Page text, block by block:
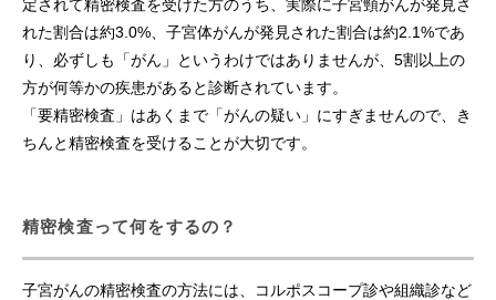
定されて精密検査を受けた方のうち、実際に子宮頸がんが発見さ
れた割合は約3.0%、子宮体がんが発見された割合は約2.1%であ
り、必ずしも「がん」というわけではありませんが、5割以上の
方が何等かの疾患があると診断されています。
「要精密検査」はあくまで「がんの疑い」にすぎませんので、き
ちんと精密検査を受けることが大切です。
精密検査って何をするの？
子宮がんの精密検査の方法には、コルポスコープ診や組織診など